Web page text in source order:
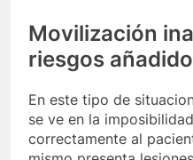
Movilización
riesgos
En este tipo de
se ve en la
correctamente al